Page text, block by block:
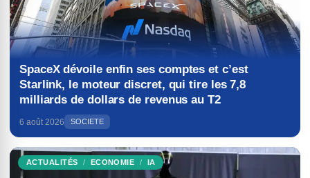
SpaceX dévoile enfin ses comptes et c’est
Starlink, le moteur discret, qui tire les 7,8
milliards de dollars de revenus au T2
6 août 2026 SOCIETE
ACTUALITÉS ECONOMIE IA